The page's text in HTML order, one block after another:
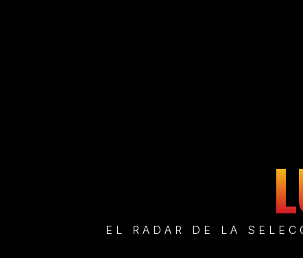
EL RADAR DE LA